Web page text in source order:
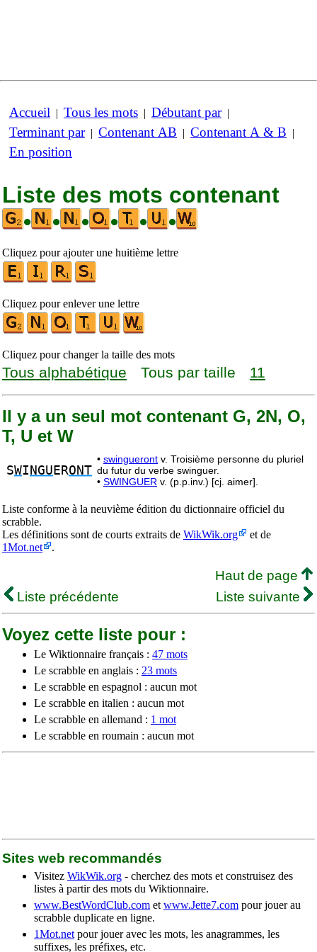
Accueil | Tous les mots | Débutant par|
Terminant par| Contenant AB | Contenant A & B |
En position
Liste des mots contenant
•
• • • • •
Cliquez pour ajouter une huitième lettre
Cliquez pour enlever une lettre
Cliquez pour changer la taille des mots
Tous alphabétique Tous par taille 11
Il y a un seul mot contenant G, 2N, O,
T, U et W
SWI NGU ERONT
• swingueront v. Troisième personne du pluriel
du futur du verbe swinguer.
• SWINGUER v. (p.p.inv.) [cj. aimer].
Liste conforme à la neuvième édition du dictionnaire officiel du
scrabble.
Les définitions sont de courts extraits de WikWik.org
et de
1Mot.net
.
Haut de page
Liste précédente
Liste suivante
Voyez cette liste pour :
Le Wiktionnaire français : 47 mots
Le scrabble en anglais : 23 mots
Le scrabble en espagnol : aucun mot
Le scrabble en italien : aucun mot
Le scrabble en allemand : 1 mot
Le scrabble en roumain : aucun mot
Sites web recommandés
Visitez WikWik.org - cherchez des mots et construisez des
listes à partir des mots du Wiktionnaire.
www.BestWordClub.com et www.Jette7.com pour jouer au
scrabble duplicate en ligne.
1Mot.net pour jouer avec les mots, les anagrammes, les
suffixes, les préfixes, etc.